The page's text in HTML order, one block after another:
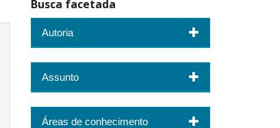
Busca facetada
Autoria
Assunto
Áreas de conhecimento